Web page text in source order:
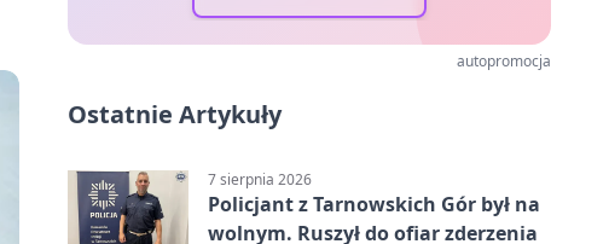
autopromocja
Ostatnie Artykuły
7 sierpnia 2026
Policjant z Tarnowskich Gór był na
wolnym. Ruszył do ofiar zderzenia